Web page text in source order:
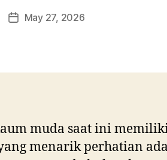
PostMay 27, 2026
muda saat ini
menarik perhatian